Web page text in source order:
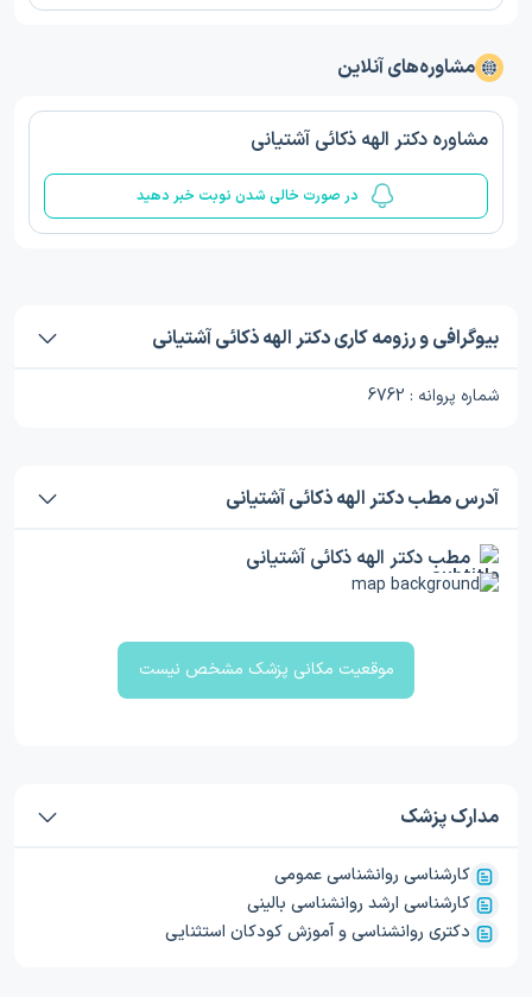
مشاوره‌های آنلاین
مشاوره دکتر الهه ذکائی آشتیانی
در صورت خالی شدن نوبت خبر دهید
بیوگرافی و رزومه کاری دکتر الهه ذکائی آشتیانی
شماره پروانه : 6762
آدرس مطب دکتر الهه ذکائی آشتیانی
مطب دکتر الهه ذکائی آشتیانی
موقعیت مکانی پزشک مشخص نیست
مدارک پزشک
کارشناسی روانشناسی عمومی
کارشناسی ارشد روانشناسی بالینی
دکتری روانشناسی و آموزش کودکان استثنایی